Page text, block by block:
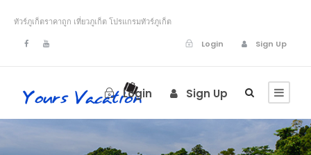
ทัวร์ภูเก็ตราคาถูก เที่ยวภูเก็ต โปรแกรมทัวร์ภูเก็ต
Login
Sign Up
Login Sign Up